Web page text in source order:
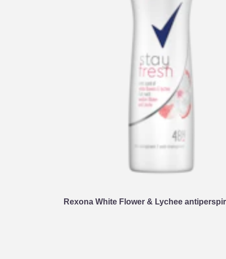
Rexona White Flower & Lychee